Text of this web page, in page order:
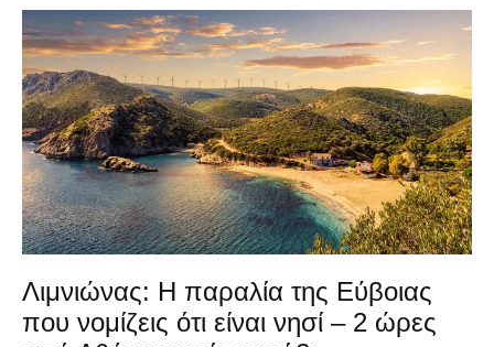
Λιμνιώνας: Η παραλία της Εύβοιας
που νομίζεις ότι είναι νησί – 2 ώρες